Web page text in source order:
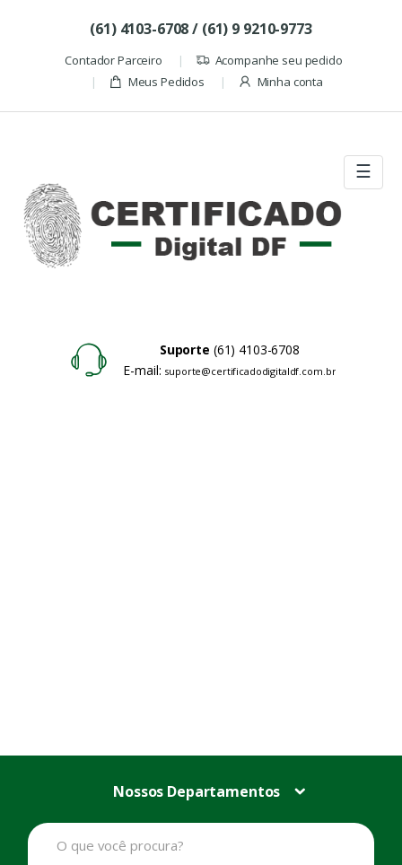
(61) 4103-6708 / (61) 9 9210-9773
Contador Parceiro
Acompanhe seu pedido
Meus Pedidos
Minha conta
☰
Suporte (61) 4103-6708
E-mail: suporte@certificadodigitaldf.com.br
Nossos Departamentos
B
u